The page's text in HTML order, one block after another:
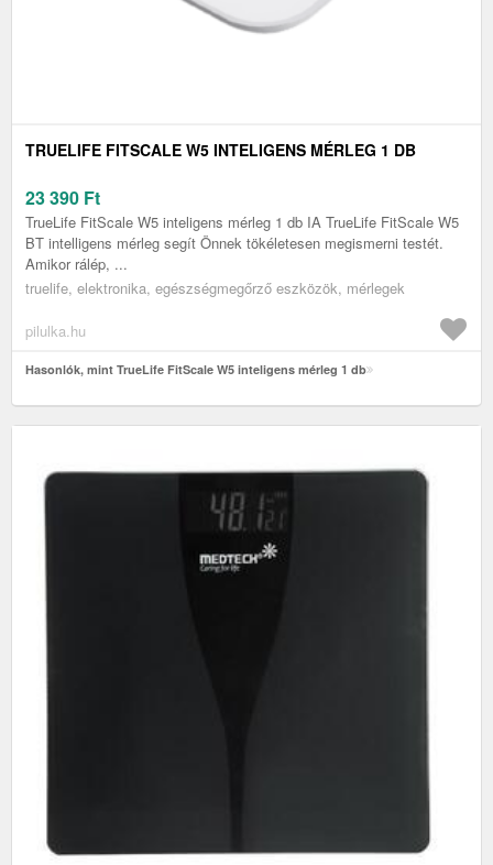
TRUELIFE FITSCALE W5 INTELIGENS MÉRLEG 1 DB
23 390 Ft
TrueLife FitScale W5 inteligens mérleg 1 db IA TrueLife FitScale W5
BT intelligens mérleg segít Önnek tökéletesen megismerni testét.
Amikor rálép, ...
truelife, elektronika, egészségmegőrző eszközök, mérlegek
pilulka.hu
Hasonlók, mint TrueLife FitScale W5 inteligens mérleg 1 db